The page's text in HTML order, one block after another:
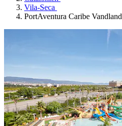
Vila-Seca
PortAventura Caribe Vandland